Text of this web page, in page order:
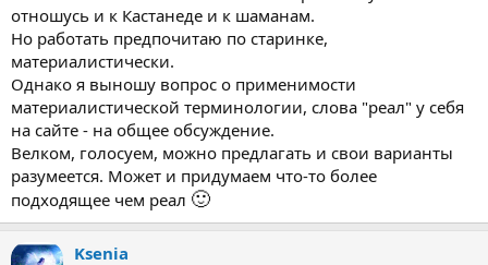
отношусь и к Кастанеде и к шаманам.
Но работать предпочитаю по старинке,
материалистически.
Однако я выношу вопрос о применимости
материалистической терминологии, слова "реал" у себя
на сайте - на общее обсуждение.
Велком, голосуем, можно предлагать и свои варианты
разумеется. Может и придумаем что-то более
подходящее чем реал 🙂
Ksenia